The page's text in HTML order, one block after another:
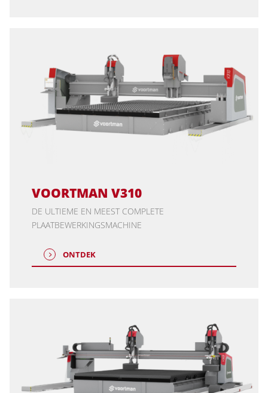
VOORTMAN V310
DE ULTIEME EN MEEST COMPLETE
PLAATBEWERKINGSMACHINE
ONTDEK